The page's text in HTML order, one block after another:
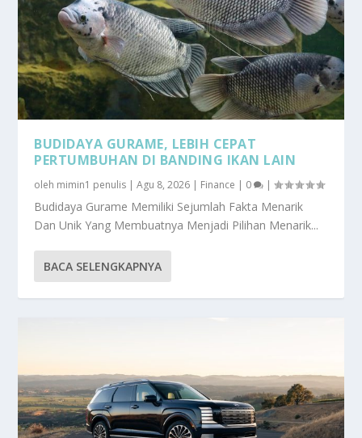
BUDIDAYA GURAME, LEBIH CEPAT
PERTUMBUHAN DI BANDING IKAN LAIN
oleh mimin1 penulis |Agu 8, 2026 | Finance | 0 |
Budidaya Gurame Memiliki Sejumlah Fakta Menarik
Dan Unik Yang Membuatnya Menjadi Pilihan Menarik...
BACA SELENGKAPNYA